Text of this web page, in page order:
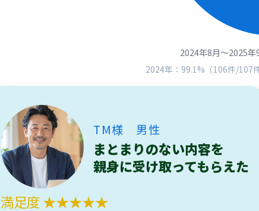
2024年8月～2025年
2024年：99.1%（106件/107
TM様 男性
まとまりのない内容を
親身に受け取ってもらえた
満足度 ★★★★★